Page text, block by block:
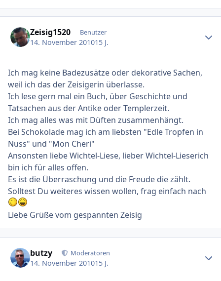
Zeisig1520 Benutzer
14. November 201015 J.
Ich mag keine Badezusätze oder dekorative Sachen,
weil ich das der Zeisigerin überlasse.
Ich lese gern mal ein Buch, über Geschichte und
Tatsachen aus der Antike oder Templerzeit.
Ich mag alles was mit Düften zusammenhängt.
Bei Schokolade mag ich am liebsten "Edle Tropfen in
Nuss" und "Mon Cheri"
Ansonsten liebe Wichtel-Liese, lieber Wichtel-Lieserich
bin ich für alles offen.
Es ist die Überraschung und die Freude die zählt.
Solltest Du weiteres wissen wollen, frag einfach nach
Liebe Grüße vom gespannten Zeisig
butzy Moderatoren
14. November 201015 J.